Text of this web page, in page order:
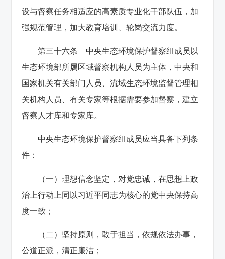
设与督察任务相适应的高素质专业化干部队伍，加
强规范管理，加大教育培训、轮岗交流力度。
第三十六条 中央生态环境保护督察组成员以
生态环境部所属区域督察机构人员为主体，中央和
国家机关有关部门人员、流域生态环境监督管理相
关机构人员、有关专家等根据需要参加督察，建立
督察人才库和专家库。
中央生态环境保护督察组成员应当具备下列条
件：
（一）理想信念坚定，对党忠诚，在思想上政
治上行动上同以习近平同志为核心的党中央保持高
度一致；
（二）坚持原则，敢于担当，依规依法办事，
公道正派，清正廉洁；